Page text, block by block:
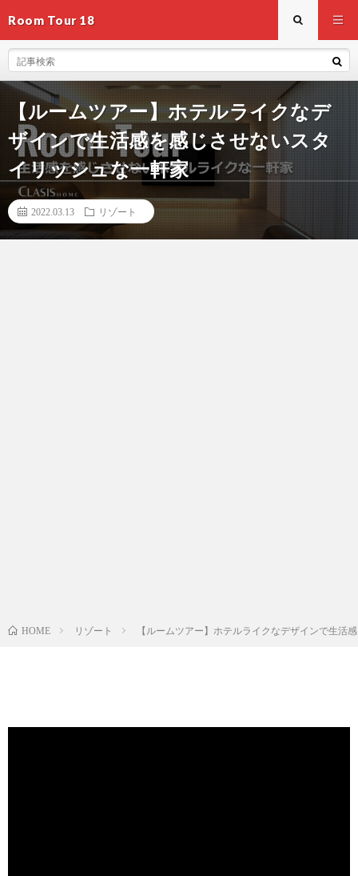
Room Tour 18
【ルームツアー】ホテルライクなデ
ザインで生活感を感じさせないスタ
イリッシュな一軒家
2022.03.13 リゾート
HOME リゾート 【ルームツアー】ホテルライクなデザインで生活